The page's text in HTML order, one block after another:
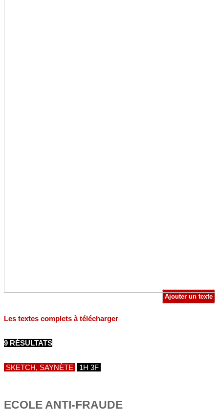
Ajouter un texte
Les textes complets à télécharger
9 RÉSULTATS
SKETCH, SAYNÈTE 1H 3F
ECOLE ANTI-FRAUDE